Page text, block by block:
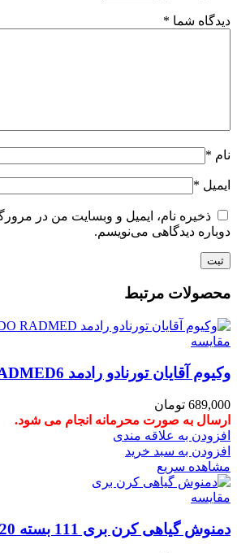
دیدگاه شما *
نام *
ایمیل *
ذخیره نام، ایمیل و وبسایت من در
دوباره دیدگاهی می‌نویسم.
محصولات مرتبط
مقایسه
وکیوم آقایان تورنادو رادمد TORNADO RADMED6
689,000 تومان
ارسال به صورت محرمانه انجام می شود.
افزودن به علاقه مندی
افزودن به سبد خرید
مشاهده سریع
مقایسه
دمنوش گیاهی کرن بری 111 بسته 20 عددی